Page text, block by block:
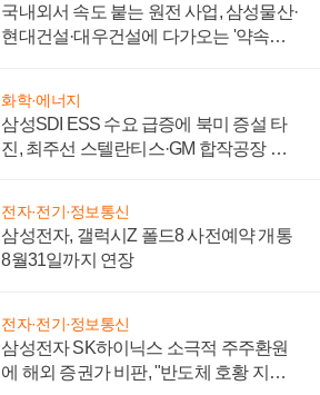
국내외서 속도 붙는 원전 사업, 삼성물산·
현대건설·대우건설에 다가오는 '약속의
화학·에너지
삼성SDI ESS 수요 급증에 북미 증설 타
진, 최주선 스텔란티스·GM 합작공장 건
전자·전기·정보통신
삼성전자, 갤럭시Z 폴드8 사전예약 개통
8월31일까지 연장
전자·전기·정보통신
삼성전자 SK하이닉스 소극적 주주환원
에 해외 증권가 비판, "반도체 호황 지속